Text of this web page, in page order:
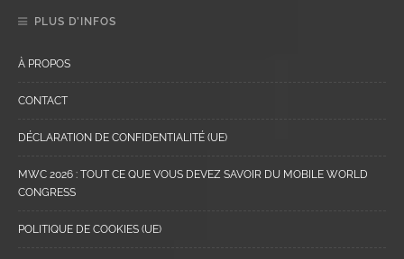
PLUS D’INFOS
À PROPOS
CONTACT
DÉCLARATION DE CONFIDENTIALITÉ (UE)
MWC 2026 : TOUT CE QUE VOUS DEVEZ SAVOIR DU MOBILE WORLD
CONGRESS
POLITIQUE DE COOKIES (UE)